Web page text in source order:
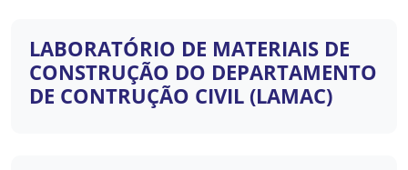
LABORATÓRIO DE MATERIAIS DE
CONSTRUÇÃO DO DEPARTAMENTO
DE CONTRUÇÃO CIVIL (LAMAC)